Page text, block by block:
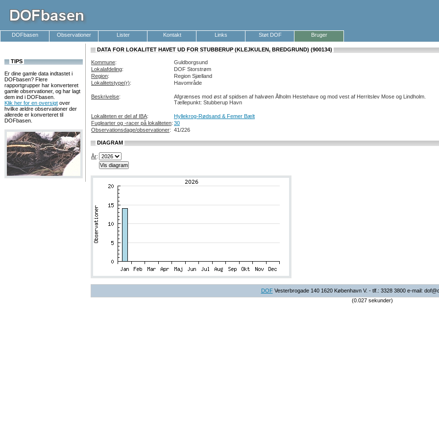
DOFbasen Observationer Lister Kontakt Links Støt DOF Bruger
TIPS
Er dine gamle data indtastet i
DOFbasen? Flere
rapportgrupper har konverteret
gamle observationer, og har lagt
dem ind i DOFbasen.
Klik her for en oversigt over
hvilke ældre observationer der
allerede er konverteret til
DOFbasen.
DATA FOR LOKALITET HAVET UD FOR STUBBERUP (KLEJKULEN, BREDGRUND) (900134)
Kommune:
Guldborgsund
Lokalafdeling:
DOF Storstrøm
Region:
Region Sjælland
Lokalitetstype(r): Havområde
Beskrivelse:
Afgrænses mod øst af spidsen af halvøen Ålholm Hestehave og mod vest af Herritslev Mose og Lindholm.
Tællepunkt: Stubberup Havn
Lokaliteten er del af IBA:
Hyllekrog-Rødsand & Femer Bælt
Fuglearter og -racer på lokaliteten: 30
Observationsdage/observationer: 41/226
DIAGRAM
År:
DOFVesterbrogade 140 1620 København V. - tlf.: 3328 3800 e-mail:
(0.027 sekunder)